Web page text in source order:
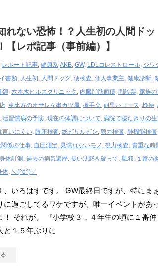
れない恐怖！？人生初の人間ドッ
【レポ記事（事前編）】
レポート記事, 健康系 AKB, GW, LDLコレストロール, ジワ
書類, 人生初, 人間ドッグ, 便検査, 個人事業主, 健康診断,
類, 六本木ヒルズクリニック , 内臓脂肪面積, 問診票, 家族
, 恵比寿のオサレな串カツ屋, 握手会, 朝早いコース, 検便,
, 活習慣病の予防, 現在の体調について, 病院で寝たきりの
言いにくい, 眼圧検査, 総ビリルビン, 聴力検査, 肺機能検査,
係の仕事, 血圧測定, 見慣れないモノ , 視力検査, 貴重な時
身体計測 , 過去の病気遍歴, 長い沈黙を破って, 風邪, １番の
体, ＼(^o^)／
、いろはすです。 GW最終日ですが、特にま
に過ごしてるワケですが、唯一イベントがあ
！ それが、 『小学校３，４年生の頃に１番仲
と１５年ぶりに